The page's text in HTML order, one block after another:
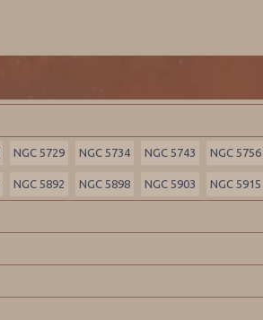
NGC 5729 NGC 5734 NGC 5743 NGC 5756
NGC 5892 NGC 5898 NGC 5903 NGC 5915